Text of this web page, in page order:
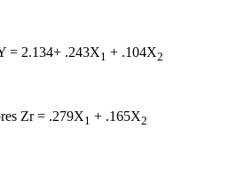
.243X1 + .104X2
= .279X1 + .165X2